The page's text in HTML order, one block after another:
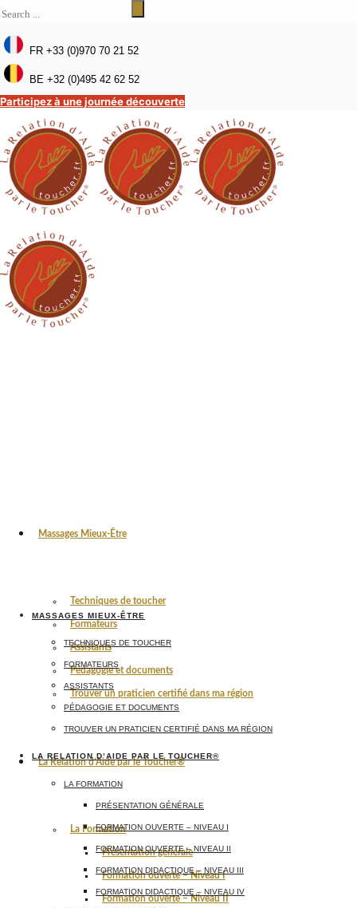
FR +33 (0)970 70 21 52
BE +32 (0)495 42 62 52
Participez à une journée découverte
Massages Mieux-Être
Techniques de toucher
Formateurs
Assistants
Pédagogie et documents
Trouver un praticien certifié dans ma région
La Relation d’Aide par le Toucher®
La Formation
Présentation générale
Formation ouverte – Niveau I
Formation ouverte – Niveau II
MASSAGES MIEUX-ÊTRE
TECHNIQUES DE TOUCHER
FORMATEURS
ASSISTANTS
PÉDAGOGIE ET DOCUMENTS
TROUVER UN PRATICIEN CERTIFIÉ DANS MA RÉGION
LA RELATION D’AIDE PAR LE TOUCHER®
LA FORMATION
PRÉSENTATION GÉNÉRALE
FORMATION OUVERTE – NIVEAU I
FORMATION OUVERTE – NIVEAU II
FORMATION DIDACTIQUE – NIVEAU III
FORMATION DIDACTIQUE – NIVEAU IV